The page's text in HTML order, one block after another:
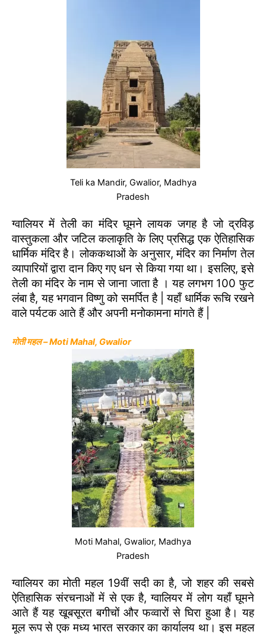
Teli ka Mandir, Gwalior, Madhya
Pradesh
ग्वालियर में तेली का मंदिर घूमने लायक जगह है जो द्रविड़
वास्तुकला और जटिल कलाकृति के लिए प्रसिद्ध एक ऐतिहासिक
धार्मिक मंदिर है। लोककथाओं के अनुसार, मंदिर का निर्माण तेल
व्यापारियों द्वारा दान किए गए धन से किया गया था। इसलिए, इसे
तेली का मंदिर के नाम से जाना जाता है । यह लगभग 100 फुट
लंबा है, यह भगवान विष्णु को समर्पित है | यहाँ धार्मिक रूचि रखने
वाले पर्यटक आते हैं और अपनी मनोकामना मांगते हैं |
मोती महल – Moti Mahal, Gwalior
Moti Mahal, Gwalior, Madhya
Pradesh
ग्वालियर का मोती महल 19वीं सदी का है, जो शहर की सबसे
ऐतिहासिक संरचनाओं में से एक है, ग्वालियर में लोग यहाँ घूमने
आते हैं यह खूबसूरत बगीचों और फव्वारों से घिरा हुआ है। यह
मूल रूप से एक मध्य भारत सरकार का कार्यालय था। इस महल